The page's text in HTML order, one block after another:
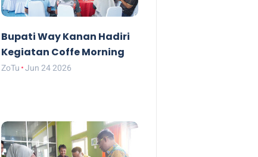
Bupati Way Kanan Hadiri
Kegiatan Coffe Morning
ZoTu Jun 24 2026